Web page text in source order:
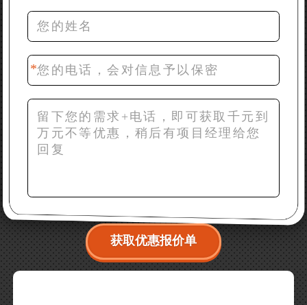
42分钟前 梁先生：膨润土磨到200目，用什么磨粉设
备？
获取优惠报价单